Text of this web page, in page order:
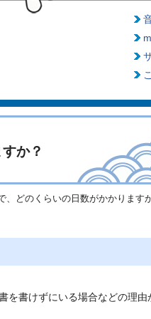
か？
、どのくらいの日数がかかります
を書けずにいる場合などの理